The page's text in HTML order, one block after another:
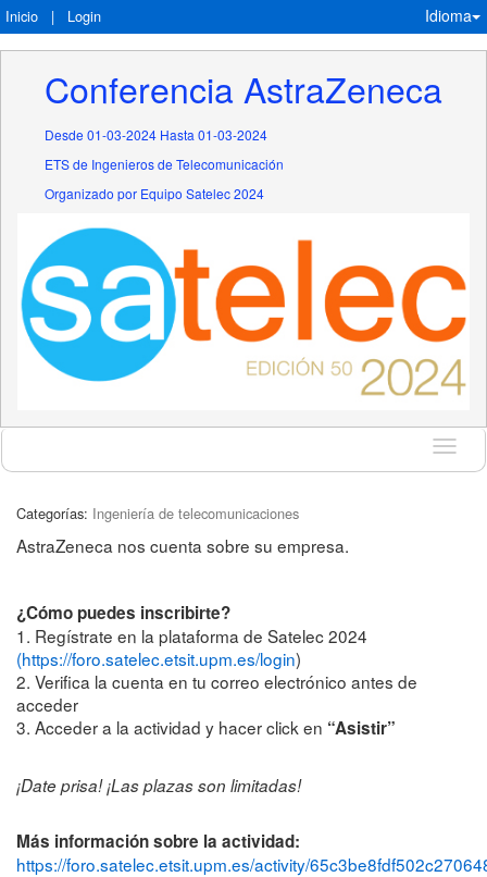
Inicio | Login Idioma
Conferencia AstraZeneca
Desde 01-03-2024 Hasta 01-03-2024
ETS de Ingenieros de Telecomunicación
Organizado por Equipo Satelec 2024
Idioma
Categorías: Ingeniería de telecomunicaciones
AstraZeneca nos cuenta sobre su empresa.
¿Cómo puedes inscribirte?
1. Regístrate en la plataforma de Satelec 2024
(https://foro.satelec.etsit.upm.es/login)
2. Verifica la cuenta en tu correo electrónico antes de
acceder
3. Acceder a la actividad y hacer click en “Asistir”
¡Date prisa! ¡Las plazas son limitadas!
Más información sobre la actividad:
https://foro.satelec.etsit.upm.es/activity/